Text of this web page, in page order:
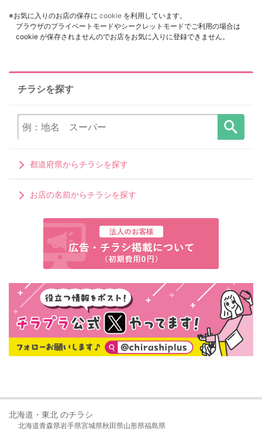
※お気に入りのお店の保存に cookie を利用しています。
ブラウザのプライベートモードやシークレットモードでご利用の場合は
cookie が保存されませんのでお店をお気に入りに登録できません。
チラシを探す
都道府県からチラシを探す
お店の名前からチラシを探す
北海道・東北 のチラシ
北海道青森県岩手県宮城県秋田県山形県福島県